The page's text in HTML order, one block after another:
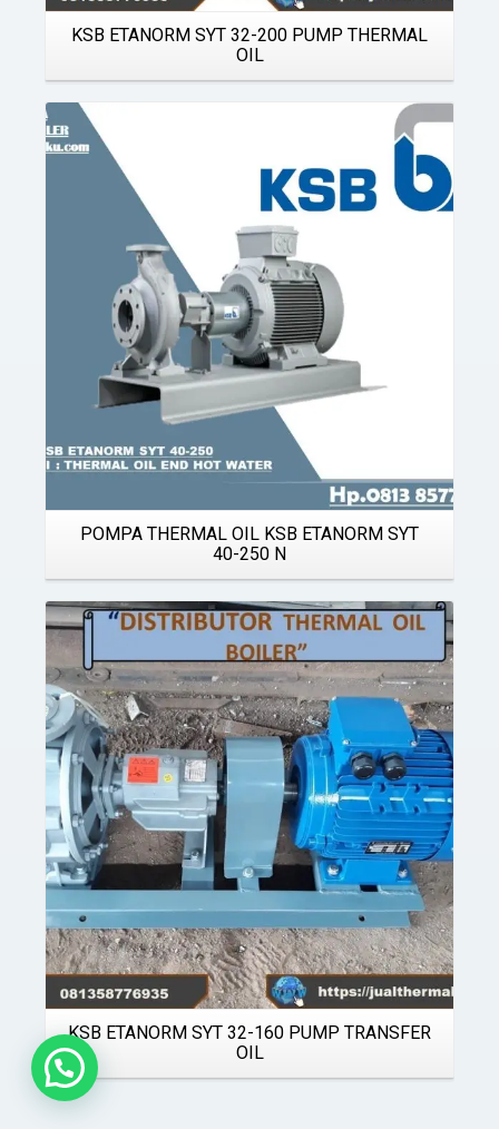
KSB ETANORM SYT 32-200 PUMP THERMAL
OIL
Details
POMPA THERMAL OIL KSB ETANORM SYT
40-250 N
Details
KSB ETANORM SYT 32-160 PUMP TRANSFER
OIL